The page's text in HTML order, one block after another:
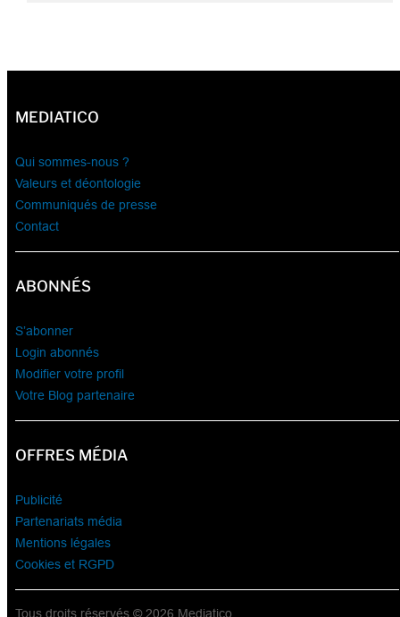
MEDIATICO
Qui sommes-nous ?
Valeurs et déontologie
Communiqués de presse
Contact
ABONNÉS
S’abonner
Login abonnés
Modifier votre profil
Votre Blog partenaire
OFFRES MÉDIA
Publicité
Partenariats média
Mentions légales
Cookies et RGPD
Tous droits réservés © 2026 Mediatico